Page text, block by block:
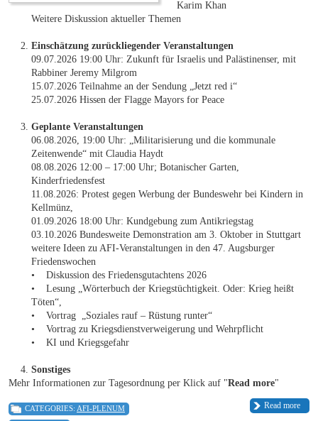
Karim Khan
Weitere Diskussion aktueller Themen
Einschätzung zurückliegender Veranstaltungen
09.07.2026 19:00 Uhr: Zukunft für Israelis und Palästinenser, mit
Rabbiner Jeremy Milgrom
15.07.2026 Teilnahme an der Sendung „Jetzt red i“
25.07.2026 Hissen der Flagge Mayors for Peace
Geplante Veranstaltungen
06.08.2026, 19:00 Uhr: „Militarisierung und die kommunale
Zeitenwende“ mit Claudia Haydt
08.08.2026 12:00 – 17:00 Uhr; Botanischer Garten,
Kinderfriedensfest
11.08.2026: Protest gegen Werbung der Bundeswehr bei Kindern in
Kellmünz,
01.09.2026 18:00 Uhr: Kundgebung zum Antikriegstag
03.10.2026 Bundesweite Demonstration am 3. Oktober in Stuttgart
weitere Ideen zu AFI-Veranstaltungen in den 47. Augsburger
Friedenswochen
• Diskussion des Friedensgutachtens 2026
• Lesung „Wörterbuch der Kriegstüchtigkeit. Oder: Krieg heißt
Töten“,
• Vortrag „Soziales rauf – Rüstung runter“
• Vortrag zu Kriegsdienstverweigerung und Wehrpflicht
• KI und Kriegsgefahr
Sonstiges
Mehr Informationen zur Tagesordnung per Klick auf "Read more"
Read more
CATEGORIES: AFI-PLENUM